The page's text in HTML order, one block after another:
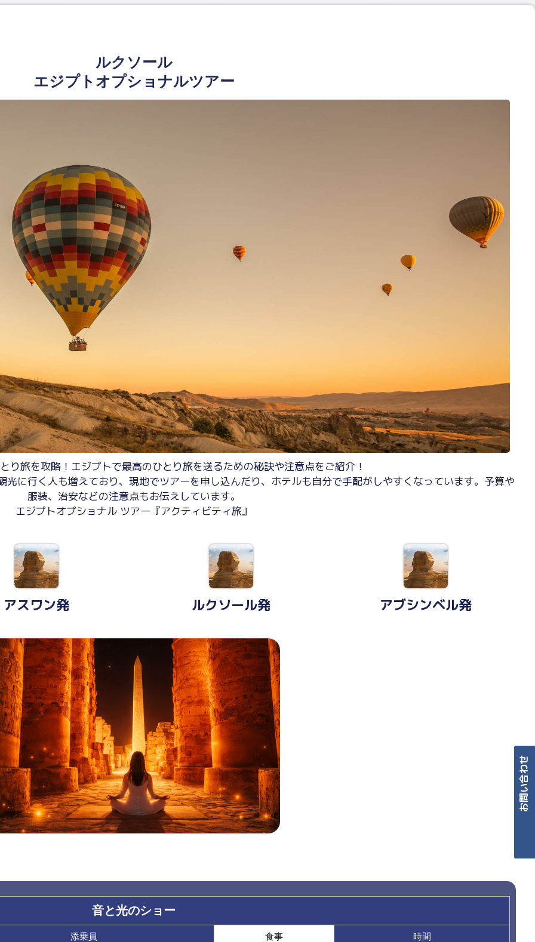
ルクソール
エジプトオプショナルツアー
り旅を攻略！エジプトで最高のひとり旅を送るための秘訣や注意点をご紹介！
に行く人も増えており、現地でツアーを申し込んだり、ホテルも自分で手配がしやすくなっています。予算や
服装、治安などの注意点もお伝えしています。
エジプトオプショナル ツアー『アクティビティ旅』
アスワン発 ルクソール発 アブシンベル発
音と光のショー
添乗員 食事 時間